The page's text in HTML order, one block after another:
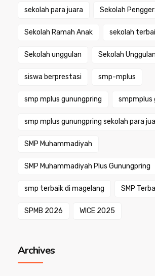
sekolah para juara Sekolah
Sekolah Ramah Anak sekolah
Sekolah unggulan Sekolah
siswa berprestasi smp-mplus
smp mplus gunungpring smpmplus
smp mplus gunungpring sekolah para
SMP Muhammadiyah
SMP Muhammadiyah Plus Gunungpring
smp terbaik di magelang SMP
SPMB 2026 WICE 2025
Archives